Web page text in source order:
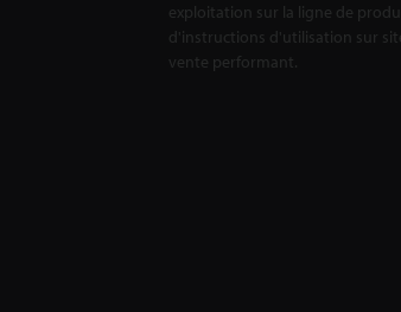
exploitation sur la ligne de
d'instructions d'utilisation sur
vente performant.